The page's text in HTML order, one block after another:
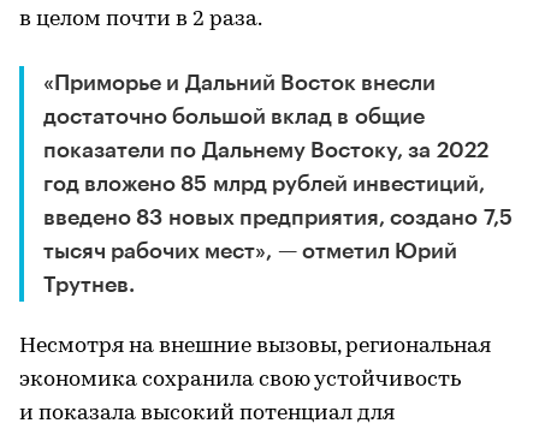
в целом почти в 2 раза.
«Приморье и Дальний Восток внесли
достаточно большой вклад в общие
показатели по Дальнему Востоку, за 2022
год вложено 85 млрд рублей инвестиций,
введено 83 новых предприятия, создано 7,5
тысяч рабочих мест», — отметил Юрий
Трутнев.
Несмотря на внешние вызовы, региональная
экономика сохранила свою устойчивость
и показала высокий потенциал для